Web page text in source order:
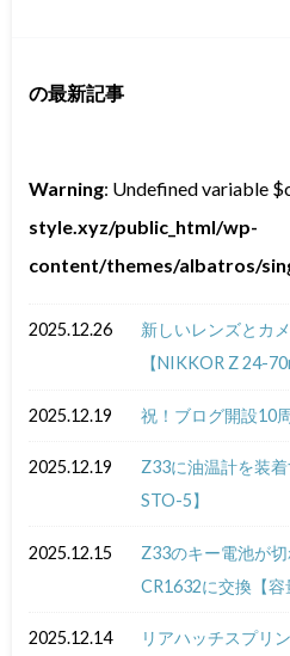
の最新記事
Warning: Undefined variable
style.xyz/public_html/wp-
content/themes/albatros/
2025.12.26
新しいレンズとカ
【NIKKOR Z 24-
2025.12.19 祝！ブログ開設10
2025.12.19
Z33に油温計を装
STO-5】
2025.12.15
Z33のキー電池が
CR1632に交換【容
2025.12.14 リアハッチスプリ